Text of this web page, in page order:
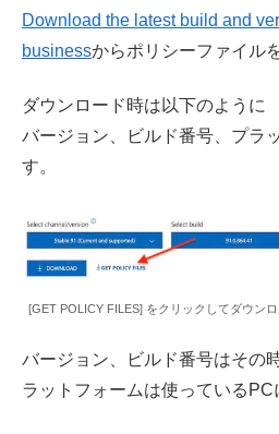
Download the latest build and
businessからポリシーファイル
ダウンロード時は以下のように
バージョン、ビルド番号、プラ
す。
[GET POLICY FILES] をクリックしてダウン
バージョン、ビルド番号はその
ラットフォームは使っているPC